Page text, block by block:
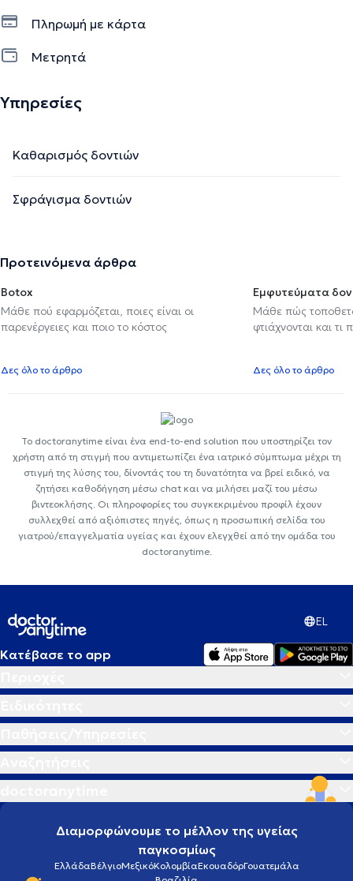
Πληρωμή με κάρτα
Μετρητά
Υπηρεσίες
Καθαρισμός δοντιών
Σφράγισμα δοντιών
Προτεινόμενα άρθρα
Botox
Μάθε πού εφαρμόζεται, ποιες είναι οι
παρενέργειες και ποιο το κόστος
Δες όλο το άρθρο
Εμφυτεύματα
Μάθε πώς
φτιάχνονται και τι
Δες όλο το άρθρο
Το doctoranytime είναι ένα end-to-end solution που υποστηρίζει τον
χρήστη από τη στιγμή που αντιμετωπίζει ένα ιατρικό σύμπτωμα μέχρι τη
στιγμή της λύσης του, δίνοντάς του τη δυνατότητα να βρεί ειδικό, να
ζητήσει καθοδήγηση μέσω chat και να μιλήσει μαζί του μέσω
βιντεοκλήσης. Οι πληροφορίες του συγκεκριμένου προφίλ έχουν
συλλεχθεί από αξιόπιστες πηγές, όπως η προσωπική σελίδα του
γιατρού/επαγγελματία υγείας και έχουν ελεγχθεί από την ομάδα του
doctoranytime.
EL
Κατέβασε το app
Διαμορφώνουμε το μέλλον της υγείας
παγκοσμίως
ΕλλάδαΒέλγιοΜεξικόΚολομβίαΕκουαδόρΓουατεμάλα